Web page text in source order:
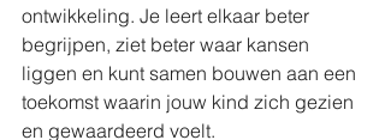
ontwikkeling. Je leert elkaar beter
begrijpen, ziet beter waar kansen
liggen en kunt samen bouwen aan een
toekomst waarin jouw kind zich gezien
en gewaardeerd voelt.